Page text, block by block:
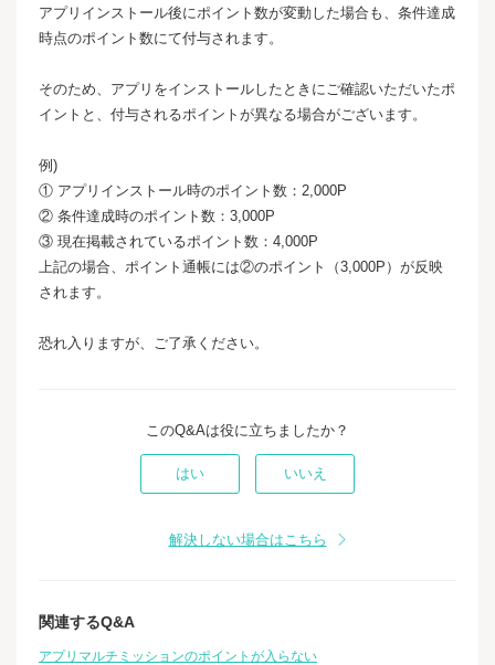
アプリインストール後にポイント数が変動した場合も、条件達成
時点のポイント数にて付与されます。
そのため、アプリをインストールしたときにご確認いただいたポ
イントと、付与されるポイントが異なる場合がございます。
例)
① アプリインストール時のポイント数：2,000P
② 条件達成時のポイント数：3,000P
③ 現在掲載されているポイント数：4,000P
上記の場合、ポイント通帳には②のポイント（3,000P）が反映
されます。
恐れ入りますが、ご了承ください。
このQ&Aは役に立ちましたか？
はい いいえ
解決しない場合はこちら
関連するQ&A
アプリマルチミッションのポイントが入らない